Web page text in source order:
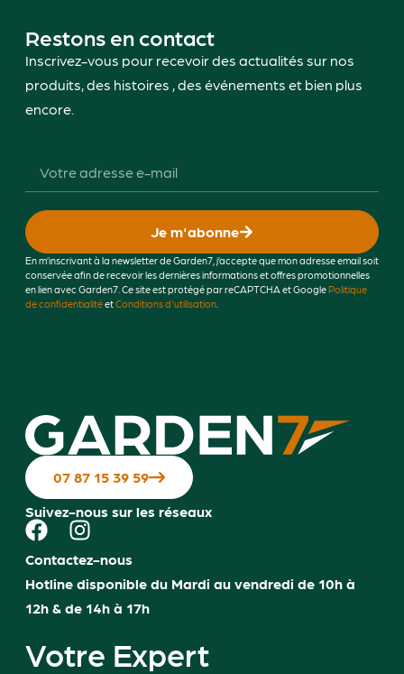
Restons en contact
Inscrivez-vous pour recevoir des actualités sur nos
produits, des histoires , des événements et bien plus
encore.
Je m'abonne
En m’inscrivant à la newsletter de Garden7, j’accepte que mon adresse email soit
conservée afin de recevoir les dernières informations et offres promotionnelles
en lien avec Garden7. Ce site est protégé par reCAPTCHA et GooglePolitique
de confidentialitéetConditions d'utilisation.
07 87 15 39 59
Suivez-nous sur les réseaux
Contactez-nous
Hotline disponible du Mardi au vendredi de 10h à
12h & de 14h à 17h
Votre Expert